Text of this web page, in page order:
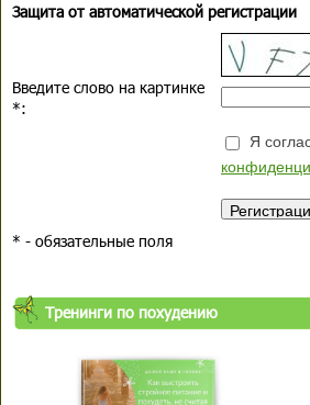
Защита от автоматической регистрации
Введите слово на картинке
*:
Я
* - обязательные поля
Тренинги по похудению